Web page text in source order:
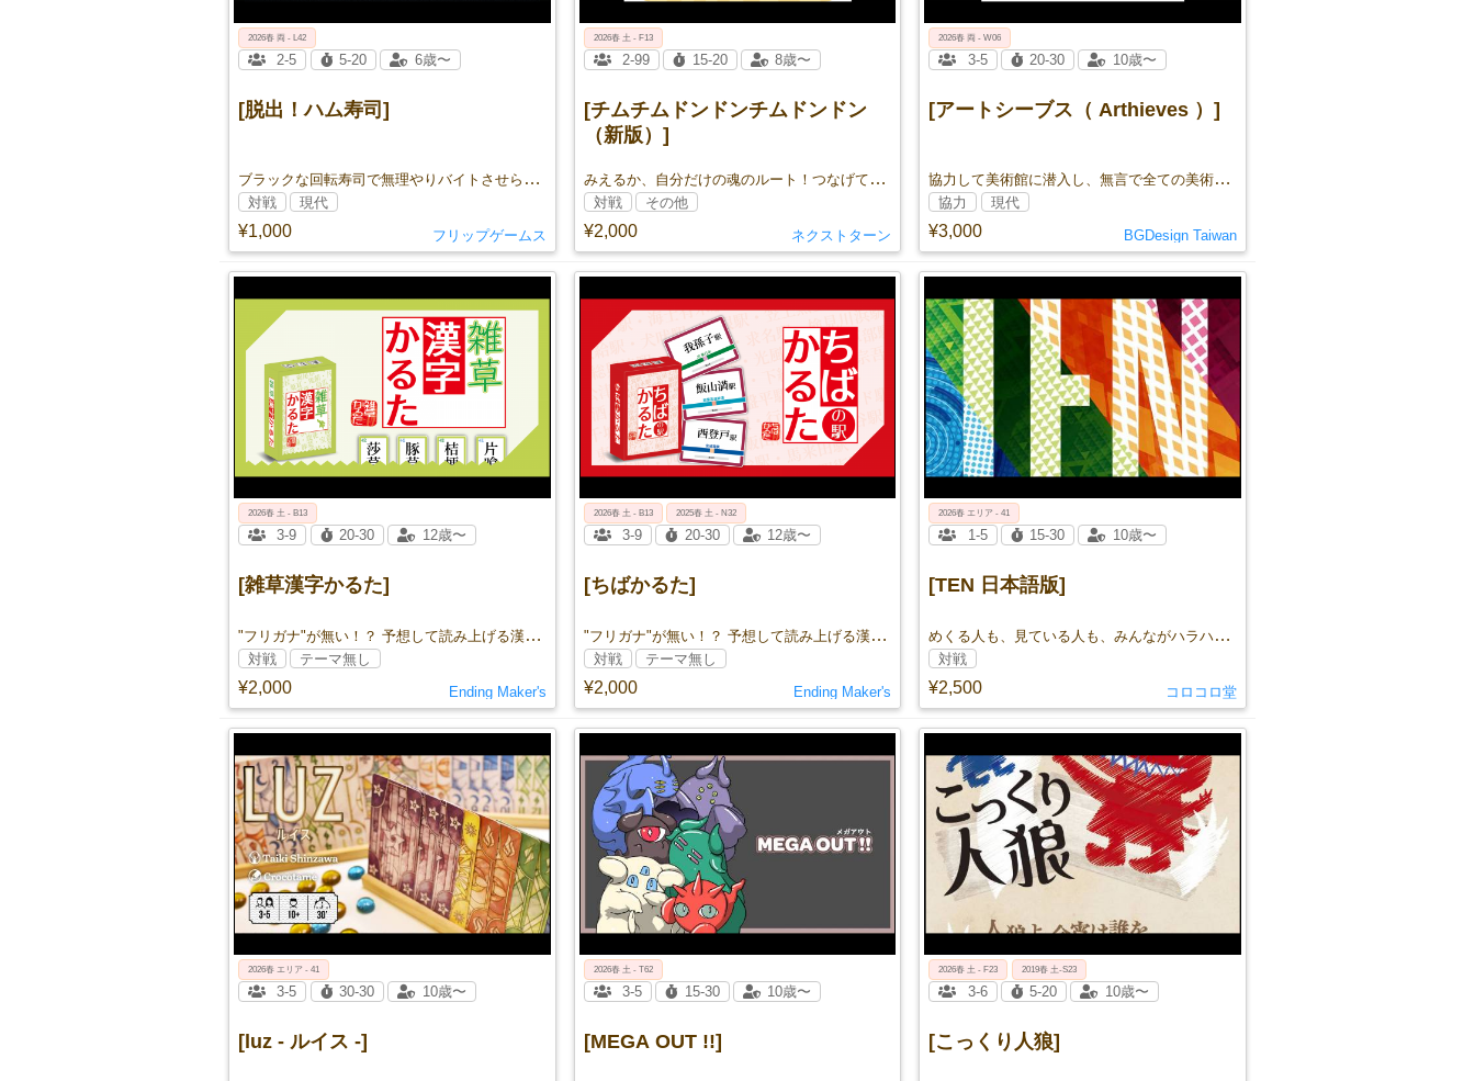
[脱出！ハム寿司]
ブラックな回転寿司で無理やりバイトさせられている、かわいそうなハムスターたち！
¥1,000
2026春 両 - L42
2-5 5-20 6歳〜
対戦 現代
フリップゲームス
[チムチムドンドンチムドンドン
（新版）]
みえるか、自分だけの魂のルート！つなげてわたって、チムドンドン！
¥2,000
2026春 土 - F13
2-99 15-20 8歳〜
対戦 その他
ネクストターン
[アートシーブス（ Arthieves ）]
協力して美術館に潜入し、無言で全ての美術品を盗み出せ。
¥3,000
2026春 両 - W06
3-5 20-30 10歳〜
協力 現代
BGDesign Taiwan
[雑草漢字かるた]
"フリガナ"が無い！？ 予想して読み上げる漢字かるたの第５弾！
¥2,000
2026春 土 - B13
3-9 20-30 12歳〜
対戦 テーマ無し
Ending Maker's
[ちばかるた]
"フリガナ"が無い！？ 予想して読み上げる漢字かるたの第４弾！
¥2,000
2026春 土 - B13 2025春 土 - N32
3-9 20-30 12歳〜
対戦 テーマ無し
Ending Maker's
[TEN 日本語版]
めくる人も、見ている人も、みんながハラハラ坊主めくり。
¥2,500
2026春 エリア - 41
1-5 15-30 10歳〜
対戦
コロコロ堂
[luz - ルイス -]
2026春 エリア - 41
3-5 30-30 10歳〜
[MEGA OUT !!]
2026春 土 - T62
3-5 15-30 10歳〜
[こっくり人狼]
2026春 土 - F23 2019春 土-S23
3-6 5-20 10歳〜